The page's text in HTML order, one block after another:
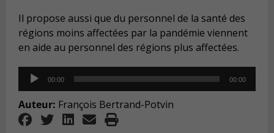
Il propose aussi que du personnel de la santé des
régions moins affectées par la pandémie viennent
en aide au personnel des régions plus affectées.
Audio
Player
00:00 00:00
Auteur: François Bertrand-Potvin